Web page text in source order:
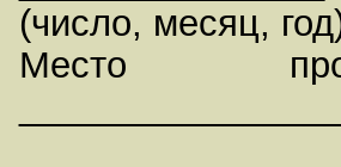
(число, месяц,
Место